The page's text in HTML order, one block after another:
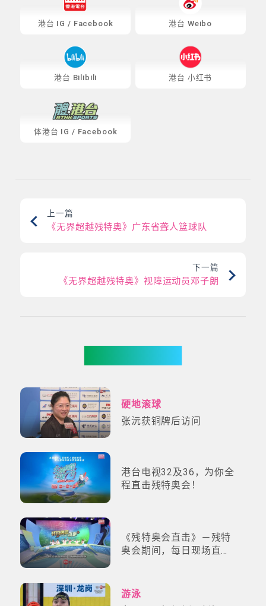
港台 IG / Facebook 港台 Weibo
港台 Bilibili 港台 小红书
体港台 IG / Facebook
上一篇
《无界超越残特奥》广东省聋人篮球队
下一篇
《无界超越残特奥》视障运动员邓子朗
硬地滚球
张沅获铜牌后访问
港台电视32及36，为你全
程直击残特奥会！
《残特奥会直击》－残特
奥会期间，每日现场直
游泳